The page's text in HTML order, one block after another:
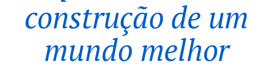
construção de um
mundo melhor